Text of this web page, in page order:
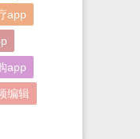
app
app
编辑